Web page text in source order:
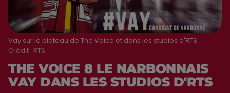
Vay sur le plateau de The Voice et dans les studios d'RTS.
Crédit : RTS
THE VOICE 8 LE NARBONNAIS
VAY DANS LES STUDIOS D'RTS